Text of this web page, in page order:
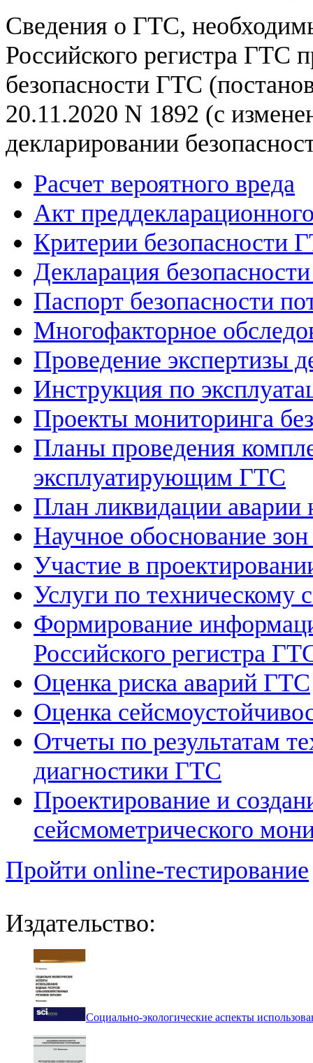
Сведения о ГТС,
Российского регистра ГТС
безопасности ГТС
20.11.2020 N 1892 (с
декларировании
Расчет вероятного вреда
Акт
Критерии безопасности
Декларация
Паспорт безопасности
Многофакторное
Проведение экспертизы
Инструкция по
Проекты мониторинга
Планы проведения
эксплуатирующим ГТС
План ликвидации
Научное обоснование
Участие в
Услуги по техническому
Формирование
Российского регистра
Оценка риска аварий ГТС
Оценка
Отчеты по результатам
диагностики ГТС
Проектирование и
сейсмометрического
Пройти online-тестирование
Издательство:
Социально-экологические аспекты